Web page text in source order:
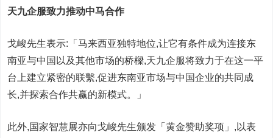
天九企服致力推动中马合作
戈峻先生表示:「马来西亚独特地位,让它有条件成为连接东
南亚与中国以及其他市场的桥樑,天九企服将致力于在这一平
台上建立紧密的联繫,促进东南亚市场与中国企业的共同成
长,并探索合作共赢的新模式。」
此外,国家智慧展亦向戈峻先生颁发「黄金赞助奖项」,以表